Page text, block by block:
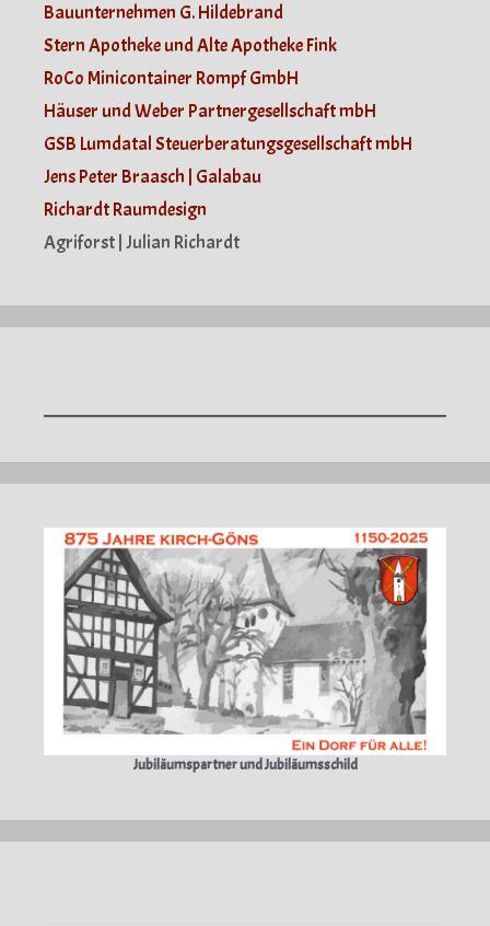
Bauunternehmen G. Hildebrand
Stern Apotheke und Alte Apotheke Fink
RoCo Minicontainer Rompf GmbH
Häuser und Weber Partnergesellschaft mbH
GSB Lumdatal Steuerberatungsgesellschaft mbH
Jens Peter Braasch | Galabau
Richardt Raumdesign
Agriforst | Julian Richardt
Jubiläumspartner und Jubiläumsschild